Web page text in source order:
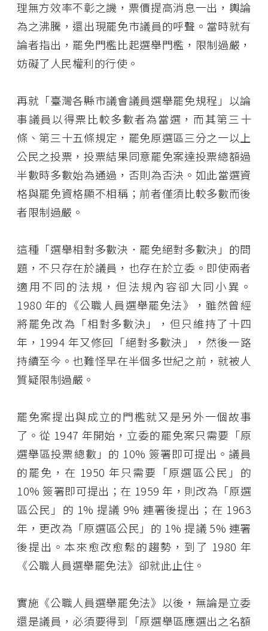
理無方效率不彰之譏，票價提高消息一出，輿論
為之沸騰，還出現罷免市議員的呼聲。當時就有
論者指出，罷免門檻比起選舉門檻，限制過嚴，
妨礙了人民權利的行使。
再就「臺灣各縣市議會議員選舉罷免規程」以論
事議員以得票比較多數者為當選，而其第三十
條、第三十五條規定，罷免原選區三分之一以上
公民之投票，投票結果同意罷免案達投票總額過
半數時多數始為通過，否則為否決。如此當選資
格與罷免資格顯不相稱；前者僅須比較多數而後
者限制過嚴。
這種「選舉相對多數決．罷免絕對多數決」的問
題，不只存在於議員，也存在於立委。即使兩者
適用不同的法規，但法規內容卻大同小異。
1980 年的《公職人員選舉罷免法》，雖然曾經
將罷免改為「相對多數決」，但只維持了十四
年，1994 年又修回「絕對多數決」，然後一路
持續至今。也難怪早在半個多世紀之前，就被人
質疑限制過嚴。
罷免案提出與成立的門檻就又是另外一個故事
了。從 1947 年開始，立委的罷免案只需要「原
選舉區投票總數」的 10% 簽署即可提出。議員
的罷免，在 1950 年只需要「原選區公民」的
10% 簽署即可提出；在 1959 年，則改為「原選
區公民」的 1% 提議 9% 連署後提出；在 1963
年，更改為「原選區公民」的 1% 提議 5% 連署
後提出。本來愈改愈鬆的趨勢，到了 1980 年
《公職人員選舉罷免法》卻就此止住。
實施《公職人員選舉罷免法》以後，無論是立委
還是議員，必須要得到「原選舉區應選出之名額